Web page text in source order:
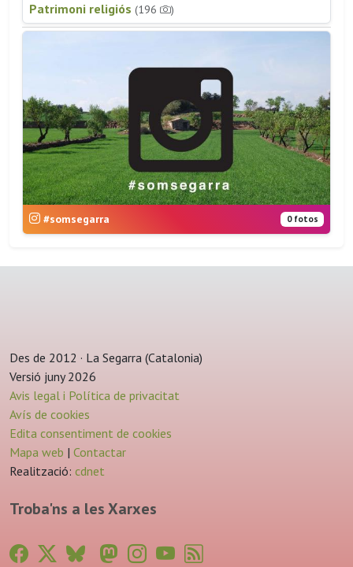
Patrimoni religiós (196 )
#somsegarra 0 fotos
Des de 2012 · La Segarra (Catalonia)
Versió juny 2026
Avis legal i Política de privacitat
Avís de cookies
Edita consentiment de cookies
Mapa web | Contactar
Realització: cdnet
Troba'ns a les Xarxes